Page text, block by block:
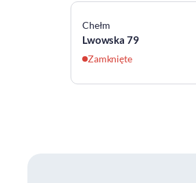
Chełm
Lwowska 79
Zamknięte